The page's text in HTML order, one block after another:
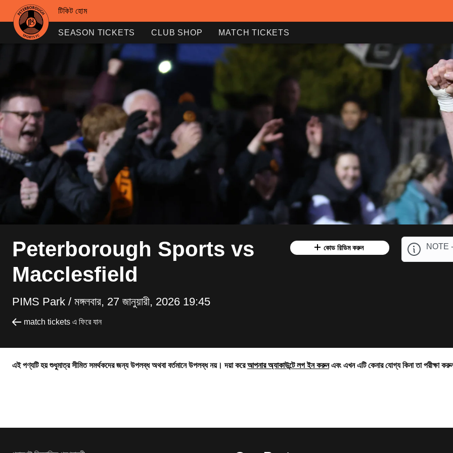
টিকিট হোম
SEASON TICKETS CLUB SHOP MATCH TICKETS
Peterborough Sports vs
Macclesfield
PIMS Park / মঙ্গলবার, 27 জানুয়ারী, 2026 19:45
match tickets এ ফিরে যান
কোড রিডিম করুন NOTE
এই পণ্যটি হয় শুধুমাত্র সীমিত সমর্থকদের জন্য উপলব্ধ অথবা বর্তমানে উপলব্ধ নয়। দয়া করেআপনার অ্যাকাউন্টে লগ ইন করুনএবং এখন এটি কেনার যোগ্য কিনা তা পরীক্ষা